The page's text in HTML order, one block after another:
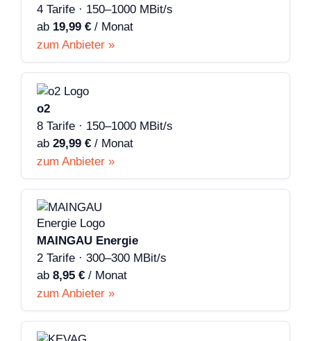
4 Tarife · 150–1000 MBit/s
ab 19,99 € / Monat
zum Anbieter »
o2
8 Tarife · 150–1000 MBit/s
ab 29,99 € / Monat
zum Anbieter »
MAINGAU Energie
2 Tarife · 300–300 MBit/s
ab 8,95 € / Monat
zum Anbieter »